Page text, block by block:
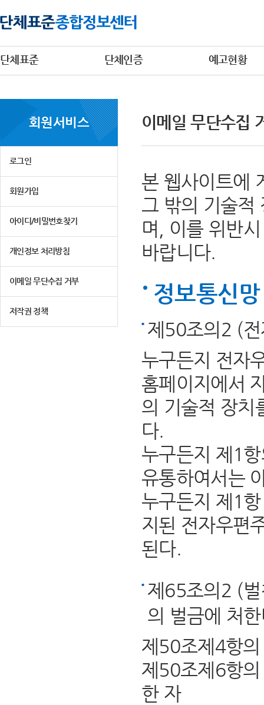
단체표준 단체인증 예고현황
회원서비스
로그인
회원가입
아이디/비밀번호찾기
개인정보 처리방침
이메일 무단수집 거부
저작권 정책
이메일 무단수집
본 웹사이트에
그 밖의 기술적
며, 이를 위반
바랍니다.
정보통신
제50조의2 (
누구든지 전자
홈페이지에서
의 기술적 장치
다.
누구든지 제1
유통하여서는
누구든지 제1
지된 전자우편
된다.
제65조의2 (
의 벌금에 처
제50조제4항
제50조제6항
한 자